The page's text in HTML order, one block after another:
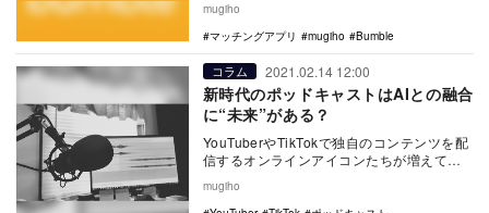
しくなった。し…
mugiho
マッチングアプリ
mugiho Bumble
コラム 2021.02.14 12:00
新時代のポッドキャストはAIとの融合
に“未来”がある？
YouTuberやTikTokで独自のコンテンツを配
信するオンラインアイコンたちが増えてい
は…
mugiho